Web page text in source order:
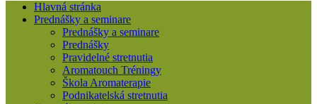
Hlavná stránka
Prednášky a seminare
Prednášky a seminare
Prednášky
Pravidelné stretnutia
Aromatouch Tréningy
Škola Aromaterapie
Podnikatelská stretnutia